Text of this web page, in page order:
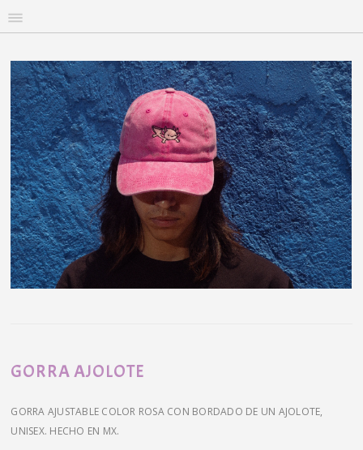
GORRA AJOLOTE
GORRA AJUSTABLE COLOR ROSA CON BORDADO DE UN AJOLOTE,
UNISEX. HECHO EN MX.